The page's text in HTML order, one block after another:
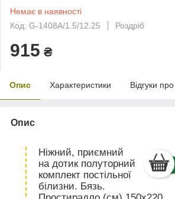
Немає в наявності
Код: G-1408A/1.5/12.25
Роздріб
915 ₴
Опис Характеристики Відгуки
Опис
Ніжний, приємний
на дотик полуторний
комплект постільної
білизни. Бязь.